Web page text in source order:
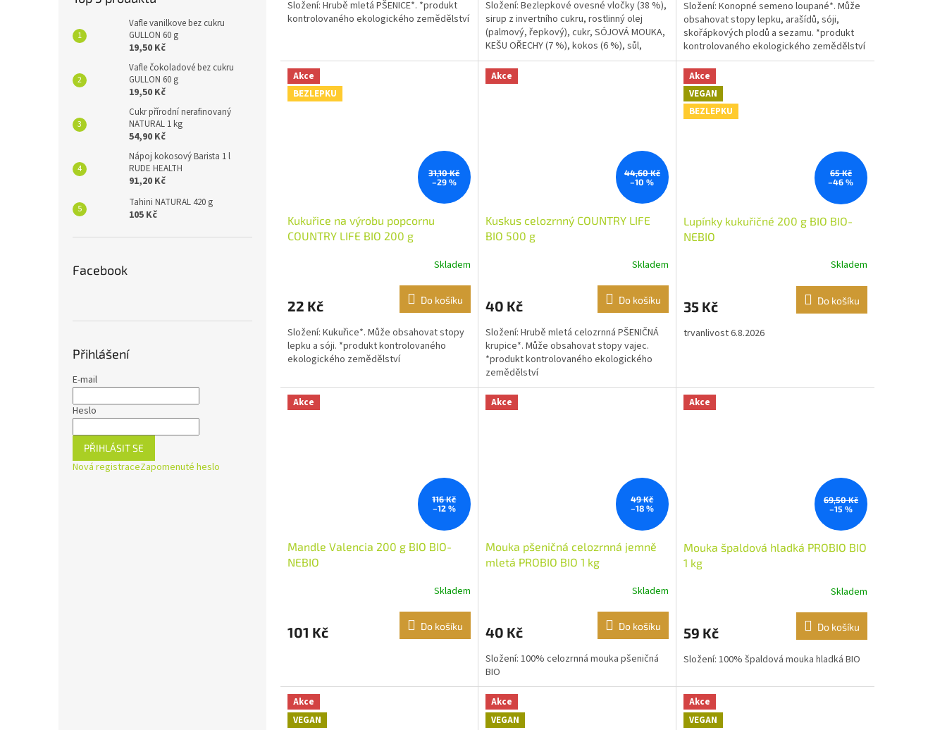
Vafle vanilkove bez cukru
GULLON 60 g
19,50 Kč
Vafle čokoladové bez cukru
GULLON 60 g
19,50 Kč
Cukr přírodní nerafinovaný
NATURAL 1 kg
54,90 Kč
Nápoj kokosový Barista 1 l
RUDE HEALTH
91,20 Kč
Tahini NATURAL 420 g
105 Kč
Facebook
Přihlášení
E-mail
Heslo
PŘIHLÁSIT SE
Nová registraceZapomenuté heslo
Složení: Hrubě mletá PŠENICE*. *produkt
kontrolovaného ekologického zemědělství
Složení: Bezlepkové ovesné vločky (38 %),
sirup z invertního cukru, rostlinný olej
(palmový, řepkový), cukr, SÓJOVÁ MOUKA,
KEŠU OŘECHY (7 %), kokos (6 %), sůl,
přírodní aroma....
Složení: Konopné semeno loupané*. Může
obsahovat stopy lepku, arašídů, sóji,
skořápkových plodů a sezamu. *produkt
kontrolovaného ekologického zemědělství
Akce
BEZLEPKU
31,10 Kč
–29 %
Kukuřice na výrobu popcornu
COUNTRY LIFE BIO 200 g
Skladem
22 Kč Do košíku
Složení: Kukuřice*. Může obsahovat stopy
lepku a sóji. *produkt kontrolovaného
ekologického zemědělství
Akce
44,60 Kč
–10 %
Kuskus celozrnný COUNTRY LIFE
BIO 500 g
Skladem
40 Kč Do košíku
Složení: Hrubě mletá celozrnná PŠENIČNÁ
krupice*. Může obsahovat stopy vajec.
*produkt kontrolovaného ekologického
zemědělství
Akce
VEGAN
BEZLEPKU
65 Kč
–46 %
Lupínky kukuřičné 200 g BIO BIO-
NEBIO
Skladem
35 Kč Do košíku
trvanlivost 6.8.2026
Akce
116 Kč
–12 %
Mandle Valencia 200 g BIO BIO-
NEBIO
Skladem
101 Kč Do košíku
Akce
49 Kč
–18 %
Mouka pšeničná celozrnná jemně
mletá PROBIO BIO 1 kg
Skladem
40 Kč Do košíku
Složení: 100% celozrnná mouka pšeničná
BIO
Akce
69,50 Kč
–15 %
Mouka špaldová hladká PROBIO BIO
1 kg
Skladem
59 Kč Do košíku
Složení: 100% špaldová mouka hladká BIO
Akce
VEGAN
Akce
VEGAN
Akce
VEGAN